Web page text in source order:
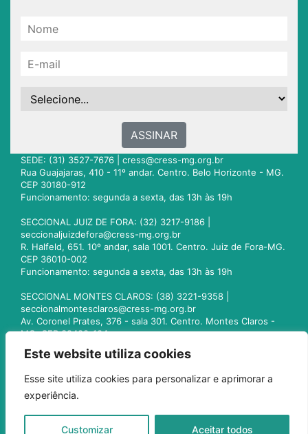
Este website utiliza cookies
Esse site utiliza cookies para personalizar e aprimorar a
experiência.
Customizar Aceitar todos
ASSINAR
SEDE: (31) 3527-7676 | cress@cress-mg.org.br
Rua Guajajaras, 410 - 11º andar. Centro. Belo Horizonte - MG.
CEP 30180-912
Funcionamento: segunda a sexta, das 13h às 19h
SECCIONAL JUIZ DE FORA: (32) 3217-9186 |
seccionaljuizdefora@cress-mg.org.br
R. Halfeld, 651. 10º andar, sala 1001. Centro. Juiz de Fora-MG.
CEP 36010-002
Funcionamento: segunda a sexta, das 13h às 19h
SECCIONAL MONTES CLAROS: (38) 3221-9358 |
seccionalmontesclaros@cress-mg.org.br
Av. Coronel Prates, 376 - sala 301. Centro. Montes Claros -
MG. CEP 39400-104
seccionaluberlandia@cress-mg.org.br
Av. Afonso Pena, 547 - sala 101. Uberlândia - MG. CEP